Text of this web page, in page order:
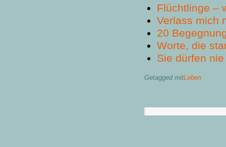
Flüchtlinge –
Verlass mich
20
Worte, die
Sie dürfen
Getagged mitLeben